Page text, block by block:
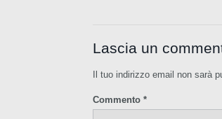
Lascia un
Il tuo indirizzo email non sarà
Commento*